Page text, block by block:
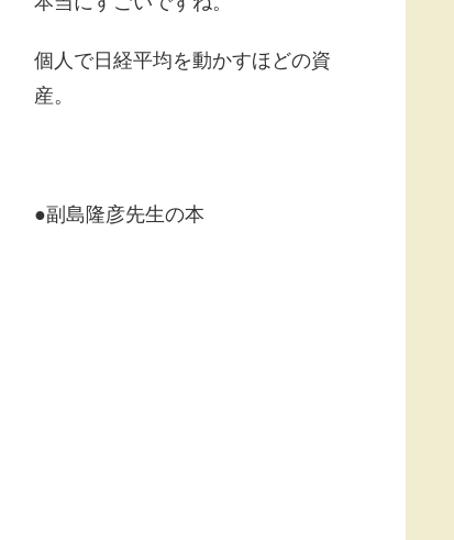
個人で日経平均を動かすほどの資
産。
●副島隆彦先生の本